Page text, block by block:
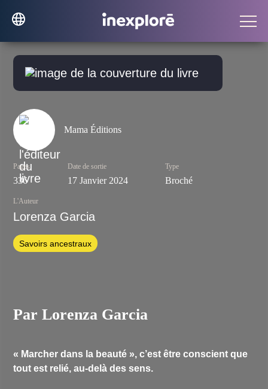
Mama Éditions
Pages
336
Date de sortie
17 Janvier 2024
Type
Broché
L'Auteur
Lorenza Garcia
Savoirs ancestraux
Par Lorenza Garcia
« Marcher dans la beauté », c’est être conscient que
tout est relié, au-delà des sens.